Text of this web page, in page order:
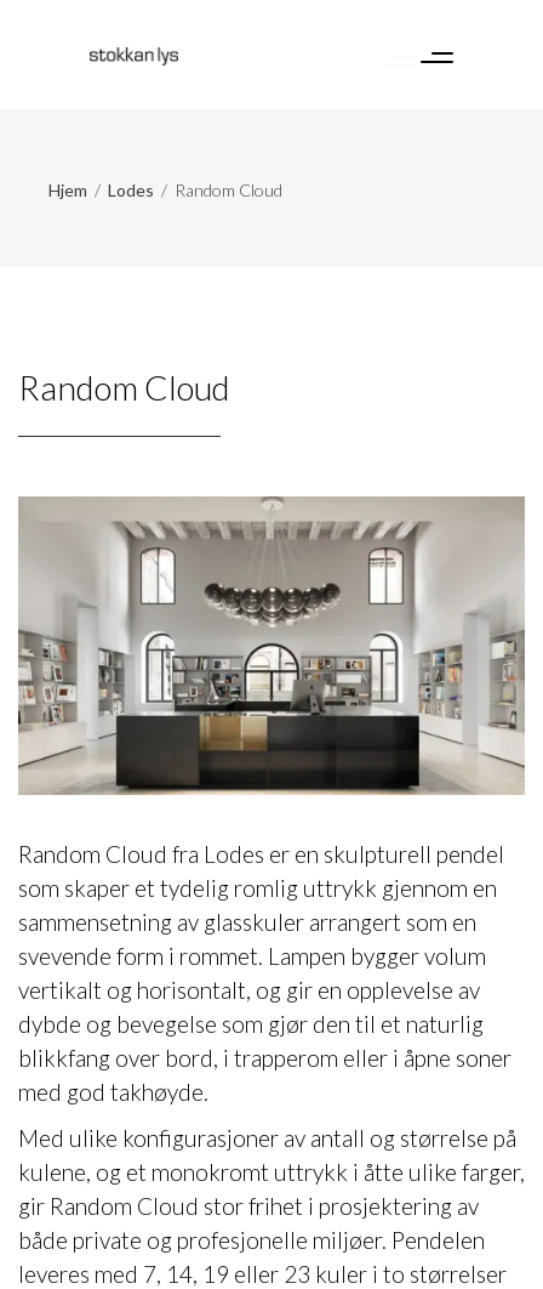
Hjem / Lodes / Random Cloud
Random Cloud
Random Cloud fra Lodes er en skulpturell pendel
som skaper et tydelig romlig uttrykk gjennom en
sammensetning av glasskuler arrangert som en
svevende form i rommet. Lampen bygger volum
vertikalt og horisontalt, og gir en opplevelse av
dybde og bevegelse som gjør den til et naturlig
blikkfang over bord, i trapperom eller i åpne soner
med god takhøyde.
Med ulike konfigurasjoner av antall og størrelse på
kulene, og et monokromt uttrykk i åtte ulike farger,
gir Random Cloud stor frihet i prosjektering av
både private og profesjonelle miljøer. Pendelen
leveres med 7, 14, 19 eller 23 kuler i to størrelser